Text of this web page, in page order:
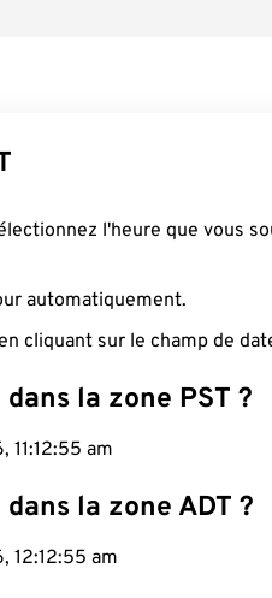
l'heure que vous
automatiquement.
cliquant sur le champ de
la zone PST ?
11:12:56 am
la zone ADT ?
12:12:56 am